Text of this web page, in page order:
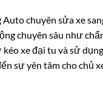
chuyên sửa xe
chuyên sâu như
xe đại tu và sử
sự yên tâm cho chủ